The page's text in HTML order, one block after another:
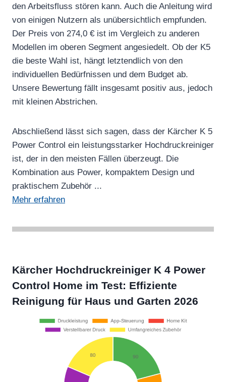
den Arbeitsfluss stören kann. Auch die Anleitung wird
von einigen Nutzern als unübersichtlich empfunden.
Der Preis von 274,0 € ist im Vergleich zu anderen
Modellen im oberen Segment angesiedelt. Ob der K5
die beste Wahl ist, hängt letztendlich von den
individuellen Bedürfnissen und dem Budget ab.
Unsere Bewertung fällt insgesamt positiv aus, jedoch
mit kleinen Abstrichen.
Abschließend lässt sich sagen, dass der Kärcher K 5
Power Control ein leistungsstarker Hochdruckreiniger
ist, der in den meisten Fällen überzeugt. Die
Kombination aus Power, kompaktem Design und
praktischem Zubehör ...
Mehr erfahren
Kärcher Hochdruckreiniger K 4 Power
Control Home im Test: Effiziente
Reinigung für Haus und Garten 2026